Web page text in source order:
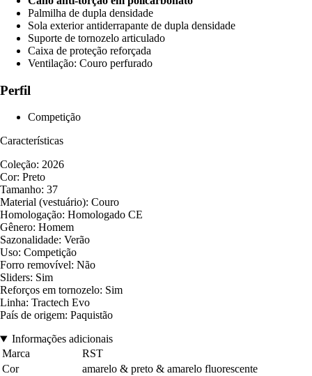
Palmilha de dupla densidade
Sola exterior antiderrapante de dupla densidade
Suporte de tornozelo articulado
Caixa de proteção reforçada
Ventilação: Couro perfurado
Perfil
Competição
Características
Coleção: 2026
Cor: Preto
Tamanho: 37
Material (vestuário): Couro
Homologação: Homologado CE
Gênero: Homem
Sazonalidade: Verão
Uso: Competição
Forro removível: Não
Sliders: Sim
Reforços em tornozelo: Sim
Linha: Tractech Evo
País de origem: Paquistão
Informações adicionais
Marca
RST
Cor
amarelo & preto & amarelo fluorescente